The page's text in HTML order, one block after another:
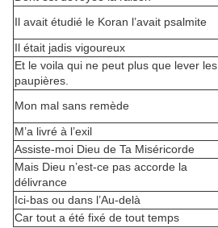
Il avait étudié le Koran l’avait psalmite
Il était jadis vigoureux
Et le voila qui ne peut plus que lever les
paupières.
Mon mal sans remède
M’a livré à l’exil
Assiste-moi Dieu de Ta Miséricorde
Mais Dieu n’est-ce pas accorde la
délivrance
Ici-bas ou dans l’Au-delà
Car tout a été fixé de tout temps